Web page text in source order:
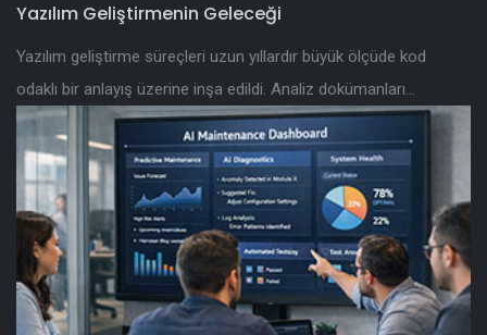
Yazılım Geliştirmenin Geleceği
Yazılım geliştirme süreçleri uzun yıllardır büyük ölçüde kod
odaklı bir anlayış üzerine inşa edildi. Analiz dokümanları...